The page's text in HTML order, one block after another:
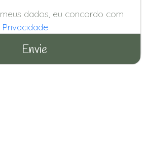
dados, eu concordo com